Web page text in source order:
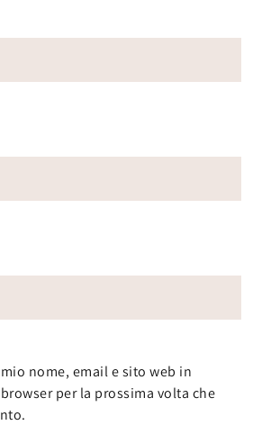
nome, email e sito web in
per la prossima volta che